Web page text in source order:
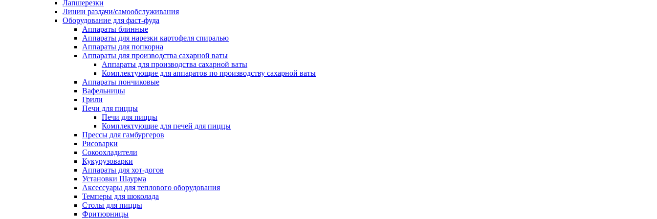
Лапшерезки
Линии раздачи/самообслуживания
Оборудование для фаст-фуда
Аппараты блинные
Аппараты для нарезки картофеля спиралью
Аппараты для попкорна
Аппараты для производства сахарной ваты
Аппараты для производства сахарной ваты
Комплектующие для аппаратов по производству сахарной ваты
Аппараты пончиковые
Вафельницы
Грили
Печи для пиццы
Печи для пиццы
Комплектующие для печей для пиццы
Прессы для гамбургеров
Рисоварки
Сокоохладители
Кукурузоварки
Аппараты для хот-догов
Установки Шаурма
Аксессуары для теплового оборудования
Темперы для шоколада
Столы для пиццы
Фритюрницы